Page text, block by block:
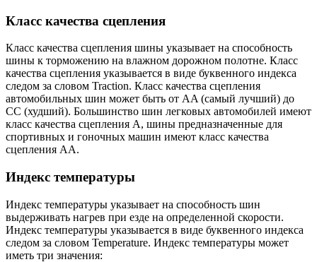
Класс качества сцепления
Класс качества сцепления шины указывает на способность
шины к торможению на влажном дорожном полотне. Класс
качества сцепления указывается в виде буквенного индекса
следом за словом Traction. Класс качества сцепления
автомобильных шин может быть от AA (самый лучший) до
CC (худший). Большинство шин легковых автомобилей имеют
класс качества сцепления A, шины предназначенные для
спортивных и гоночных машин имеют класс качества
сцепления AA.
Индекс температуры
Индекс температуры указывает на способность шин
выдерживать нагрев при езде на определенной скорости.
Индекс температуры указывается в виде буквенного индекса
следом за словом Temperature. Индекс температуры может
иметь три значения: